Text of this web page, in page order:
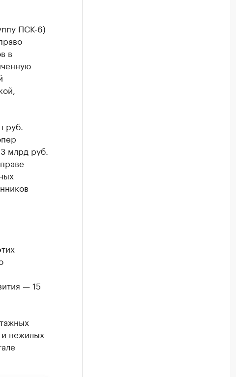
ПСК-6)
в
руб.
млрд руб.
— 15
нежилых